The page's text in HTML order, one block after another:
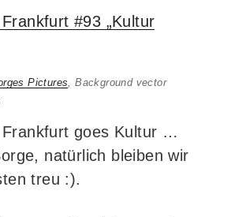
#93 „Kultur
Pictures , Background vector
goes Kultur …
natürlich bleiben wir
treu :).